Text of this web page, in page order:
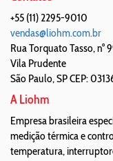
+55 (11) 2295-9010
vendas@liohm.com.br
Rua Torquato Tasso, n°
Vila Prudente
São Paulo,SPCEP:
A Liohm
Empresa brasileira
medição térmica e
temperatura,